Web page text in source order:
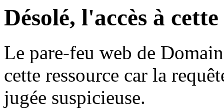
Désolé, l'accès à
Le pare-feu web de
cette ressource car la
jugée suspicieuse.